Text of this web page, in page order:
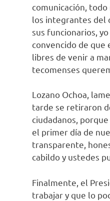
comunicación,
los integrantes del
sus funcionarios,
convencido de que
libres de venir a
tecomenses
Lozano Ochoa,
tarde se retiraron
ciudadanos,
el primer día de
transparente,
cabildo y ustedes
Finalmente, el
trabajar y que lo